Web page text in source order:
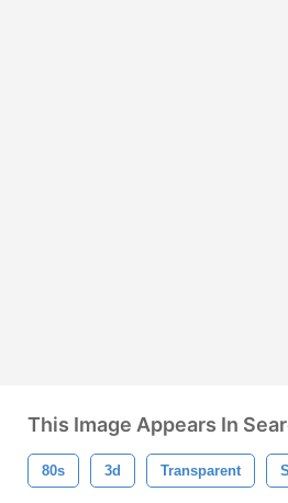
This Image Appears In
80s 3d Transparent